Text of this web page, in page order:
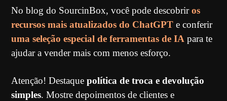
No blog do SourcinBox, você pode descobriros
recursos mais atualizados do ChatGPT e conferir
uma seleção especial de ferramentas de IA para te
ajudar a vender mais com menos esforço.
Atenção! Destaquepolítica de troca e devolução
simples. Mostre depoimentos de clientes e